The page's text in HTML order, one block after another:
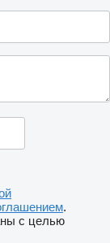
.
с целью